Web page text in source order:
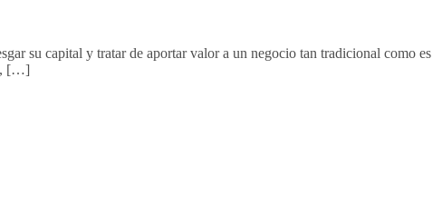
su capital y tratar de aportar valor a un negocio tan tradicional como es
[…]